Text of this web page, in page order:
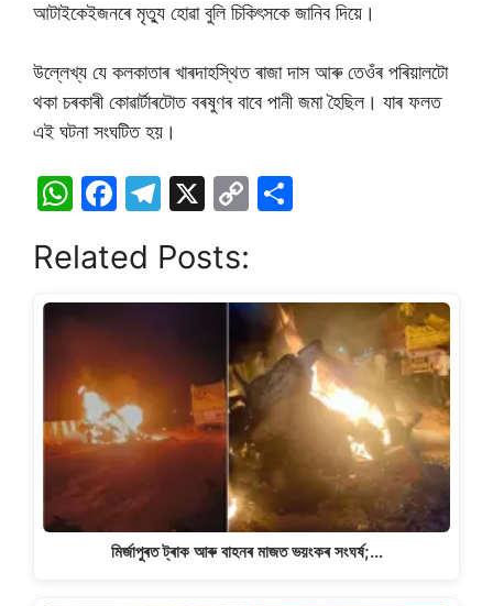
আটাইকেইজনৰে মৃত্যু হোৱা বুলি চিকিৎসকে জানিব দিয়ে।
উল্লেখ্য যে কলকাতাৰ খাৰদাহস্থিত ৰাজা দাস আৰু তেওঁৰ পৰিয়ালটো
থকা চৰকাৰী কোৱাৰ্টাৰটোত বৰষুণৰ বাবে পানী জমা হৈছিল। যাৰ ফলত
এই ঘটনা সংঘটিত হয়।
W
at
s
A
p
p
F
c
e
b
o
o
k
T
e
gr
m
X
C
y
Li
n
k
e
Related Posts:
মিৰ্জাপুৰত ট্ৰাক আৰু বাহনৰ মাজত ভয়ংকৰ সংঘৰ্ষ;…